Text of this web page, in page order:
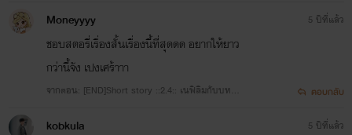
Manipulation/suicide/toxic relationship
Moneyyyy
ชอบสตอรี่เรื่องสั้นเรื่องนี้ที่สุดดด อยากให้ยาว
กว่านี้จัง เปงเศร้าาา
จากตอน: [END]Short story ::2.4:: เนฟิลิมกับบทบา
5 ปีที่แล้ว
ตอบกลับ
kobkula 5 ปีที่แล้ว